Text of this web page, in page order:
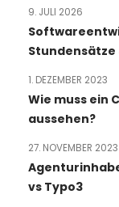
Stundensätze
9. JULI 2026
Wie muss ein
aussehen?
1. DEZEMBER 2023
vs Typo3
27. NOVEMBER 2023